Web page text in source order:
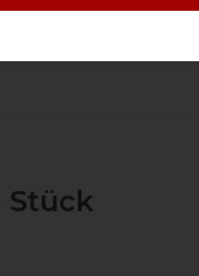
Fein
Stück